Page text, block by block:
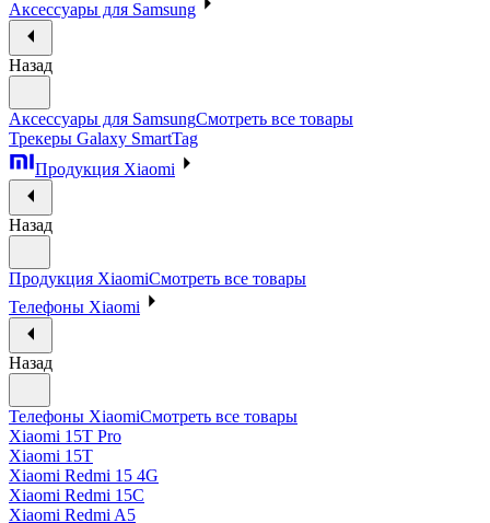
Аксессуары для Samsung
Назад
Аксессуары для SamsungСмотреть все товары
Трекеры Galaxy SmartTag
Продукция Xiaomi
Назад
Продукция XiaomiСмотреть все товары
Телефоны Xiaomi
Назад
Телефоны XiaomiСмотреть все товары
Xiaomi 15T Pro
Xiaomi 15T
Xiaomi Redmi 15 4G
Xiaomi Redmi 15C
Xiaomi Redmi A5